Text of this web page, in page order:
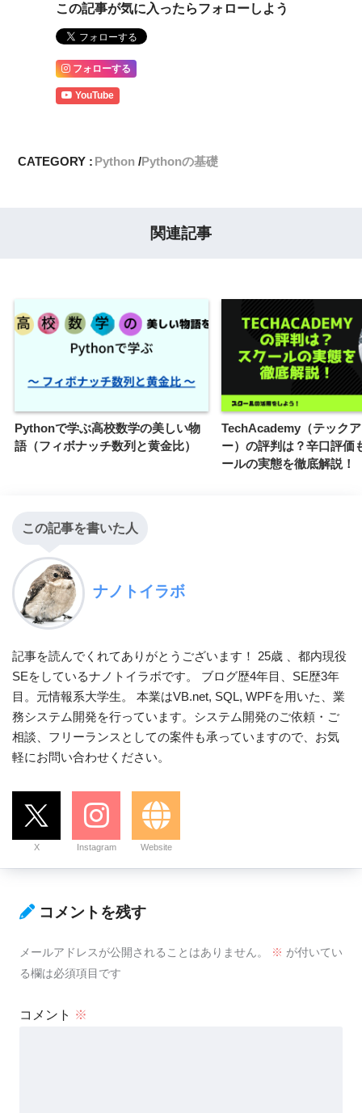
この記事が気に入ったらフォローしよう
フォローする
YouTube
CATEGORY : Python Pythonの基礎
関連記事
Pythonで学ぶ高校数学の美しい物
語（フィボナッチ数列と黄金比）
TechAcademy（テック
ー）の評判は？辛口評価
ールの実態を徹底解説！
この記事を書いた人
ナノトイラボ
記事を読んでくれてありがとうございます！ 25歳 、都内現役
SEをしているナノトイラボです。 ブログ歴4年目、SE歴3年
目。元情報系大学生。 本業はVB.net, SQL, WPFを用いた、業
務システム開発を行っています。システム開発のご依頼・ご
相談、フリーランスとしての案件も承っていますので、お気
軽にお問い合わせください。
X Instagram Website
コメントを残す
メールアドレスが公開されることはありません。 ※ が付いてい
る欄は必須項目です
コメント ※